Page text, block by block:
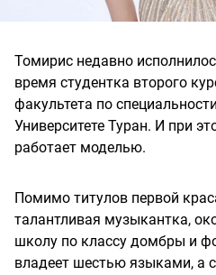
Томирис недавно
время студентка второго
факультета по
Университете Туран. И при
работает моделью.
Помимо титулов первой
талантливая музыкантка,
школу по классу домбры и
владеет шестью языками, а